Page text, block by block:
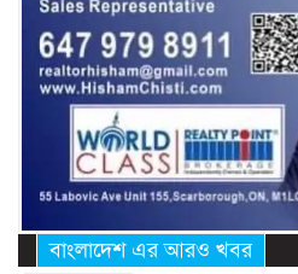
বাংলাদেশ এর আরও খবর